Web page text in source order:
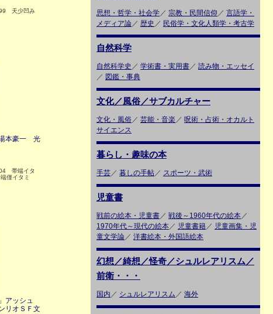
天少凹み
本豪一 光
帯端イタ
僅イタミ
アッシュ
リオＳＦ文
思想・哲学・社会学／ 宗教・民間信仰 ／ 言語学・
メディア論／ 歴史 ／ 民俗学・文化人類学・考古学
自然科学
自然科学史 ／ 学術書・実用書／ 読み物・エッセイ
／ 図鑑・事典
文化／風俗／サブカルチャー
文化・風俗／ 芸能・音楽 ／ 呪術・占術・オカルト
サイエンス
暮らし・趣味の本
手芸／ 暮しの手帖／ スポーツ・武術
児童書
戦前の絵本・児童書／ 戦後～1960年代の絵本／
1970年代～現代の絵本／ 児童書籍／ 児童画集・児
童文学論／ 洋書絵本・外国語絵本
幻想／綺想／怪奇／シュルレアリスム／
前衛・・・
国内 ／ シュルレアリスム ／ 海外